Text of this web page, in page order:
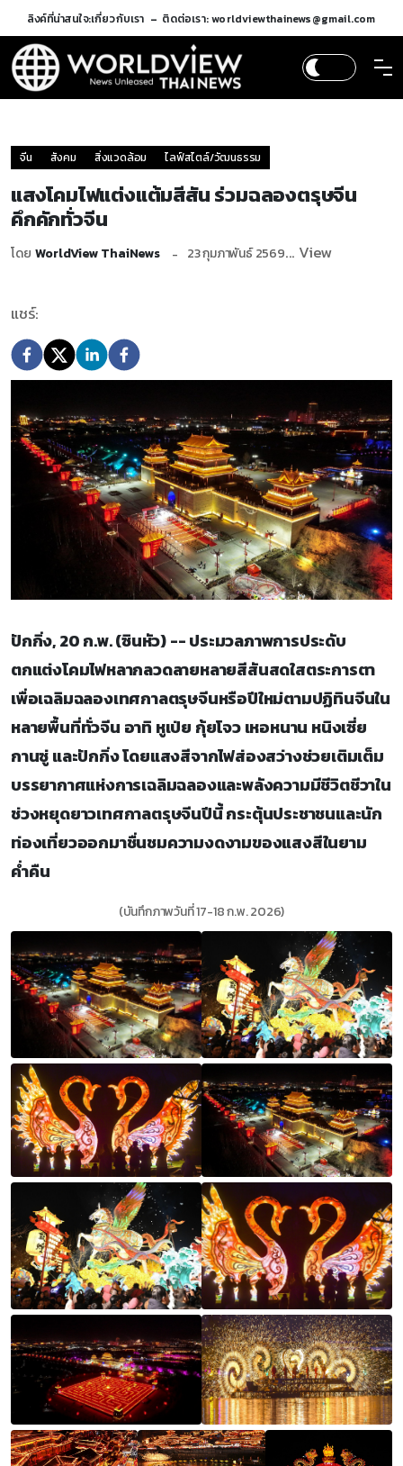
ลิงค์ที่น่าสนใจ:เกี่ยวกับเรา ติดต่อเรา: worldviewthainews@gmail.com
จีน สังคม สิ่งแวดล้อม ไลฟ์สไตล์/วัฒนธรรม
แสงโคมไฟแต่งแต้มสีสัน ร่วมฉลองตรุษจีน
คึกคักทั่วจีน
โดย WorldView ThaiNews 23 กุมภาพันธ์ 2569... View
แชร์:
ปักกิ่ง, 20 ก.พ. (ซินหัว) -- ประมวลภาพการประดับ
ตกแต่งโคมไฟหลากลวดลายหลายสีสันสดใสตระการตา
เพื่อเฉลิมฉลองเทศกาลตรุษจีนหรือปีใหม่ตามปฏิทินจีนใน
หลายพื้นที่ทั่วจีน อาทิ หูเป่ย กุ้ยโจว เหอหนาน หนิงเซี่ย
กานซู่ และปักกิ่ง โดยแสงสีจากไฟส่องสว่างช่วยเติมเต็ม
บรรยากาศแห่งการเฉลิมฉลองและพลังความมีชีวิตชีวาใน
ช่วงหยุดยาวเทศกาลตรุษจีนปีนี้ กระตุ้นประชาชนและนัก
ท่องเที่ยวออกมาชื่นชมความงดงามของแสงสีในยาม
ค่ำคืน
(บันทึกภาพวันที่ 17-18 ก.พ. 2026)